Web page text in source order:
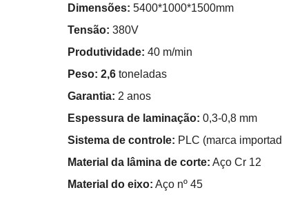
Dimensões: 5400*1000*1500mm
Tensão: 380V
Produtividade: 40 m/min
Peso: 2,6 toneladas
Garantia: 2 anos
Espessura de laminação: 0,3-0,8 mm
Sistema de controle: PLC (marca
Material da lâmina de corte: Aço Cr 12
Material do eixo: Aço nº 45